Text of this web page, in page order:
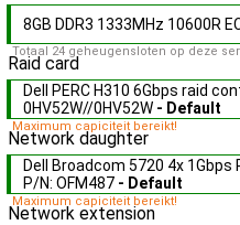
8GB DDR3 1333MHz 10600R
Totaal 24 geheugensloten op deze
Raid card
Dell PERC H310 6Gbps raid
0HV52W//0HV52W - Default
Maximum capiciteit bereikt!
Network daughter
Dell Broadcom 5720 4x 1Gbps
P/N: OFM487 - Default
Maximum capiciteit bereikt!
Network extension